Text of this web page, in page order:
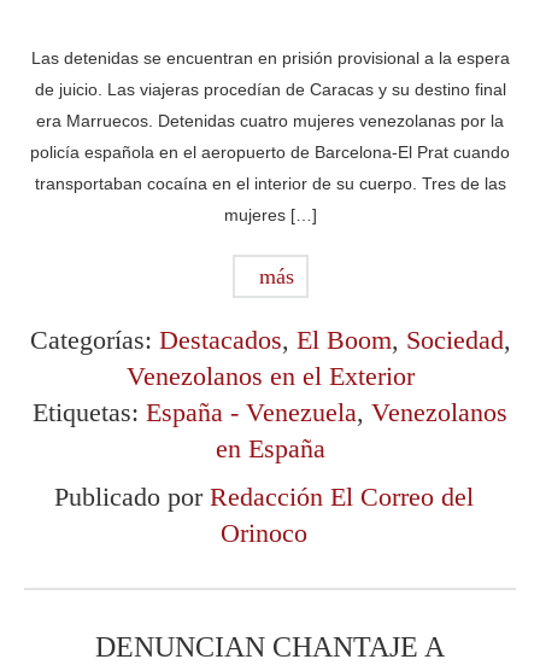
Las detenidas se encuentran en prisión provisional a la espera
de juicio. Las viajeras procedían de Caracas y su destino final
era Marruecos. Detenidas cuatro mujeres venezolanas por la
policía española en el aeropuerto de Barcelona-El Prat cuando
transportaban cocaína en el interior de su cuerpo. Tres de las
mujeres […]
más
Categorías: Destacados, El Boom, Sociedad,
Venezolanos en el Exterior
Etiquetas: España - Venezuela, Venezolanos
en España
Publicado por Redacción El Correo del
Orinoco
DENUNCIAN CHANTAJE A